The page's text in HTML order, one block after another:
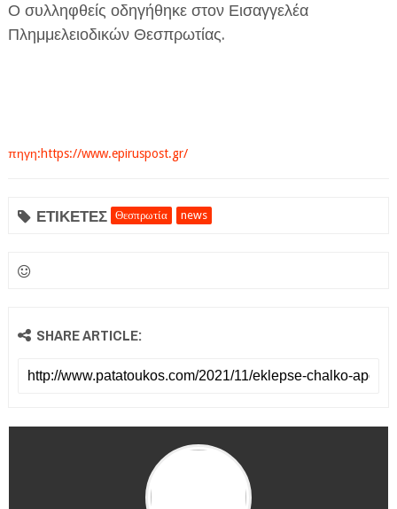
Ο συλληφθείς οδηγήθηκε στον Εισαγγελέα
Πλημμελειοδικών Θεσπρωτίας.
πηγη:https://www.epiruspost.gr/
ΕΤΙΚΕΤΕΣ Θεσπρωτία news
SHARE ARTICLE: